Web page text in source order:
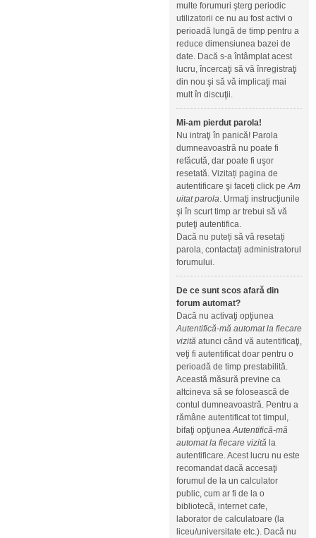
multe forumuri şterg periodic
utilizatorii ce nu au fost activi o
perioadă lungă de timp pentru a
reduce dimensiunea bazei de
date. Dacă s-a întâmplat acest
lucru, încercaţi să vă înregistraţi
din nou şi să vă implicaţi mai
mult în discuţii.
Mi-am pierdut parola!
Nu intraţi în panică! Parola
dumneavoastră nu poate fi
refăcută, dar poate fi uşor
resetată. Vizitați pagina de
autentificare şi faceți click peAm
uitat parola. Urmaţi instrucţiunile
şi în scurt timp ar trebui să vă
puteţi autentifica.
Dacă nu puteți să vă resetați
parola, contactați administratorul
forumului.
De ce sunt scos afară din
forum automat?
Dacă nu activaţi opţiunea
Autentifică-mă automat la fiecare
vizită atunci când vă autentificaţi,
veţi fi autentificat doar pentru o
perioadă de timp prestabilită.
Această măsură previne ca
altcineva să se folosească de
contul dumneavoastră. Pentru a
rămâne autentificat tot timpul,
bifaţi opţiuneaAutentifică-mă
automat la fiecare vizită la
autentificare. Acest lucru nu este
recomandat dacă accesaţi
forumul de la un calculator
public, cum ar fi de la o
bibliotecă, internet cafe,
laborator de calculatoare (la
liceu/universitate etc.). Dacă nu